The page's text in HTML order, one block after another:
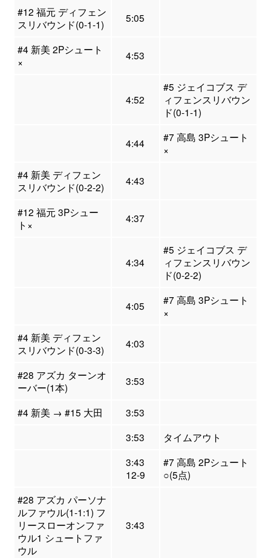
#12 福元 ディフェン
スリバウンド(0-1-1)
5:05
#4 新美 2Pシュート
×
4:53
4:52
#5 ジェイコブス デ
ィフェンスリバウン
ド(0-1-1)
4:44
#7 高島 3Pシュート
×
#4 新美 ディフェン
スリバウンド(0-2-2)
4:43
#12 福元 3Pシュー
ト×
4:37
4:34
#5 ジェイコブス デ
ィフェンスリバウン
ド(0-2-2)
4:05
#7 高島 3Pシュート
×
#4 新美 ディフェン
スリバウンド(0-3-3)
4:03
#28 アズカ ターンオ
ーバー(1本)
3:53
#4 新美 → #15 大田
3:53
3:53
タイムアウト
3:43
12-9
#7 高島 2Pシュート
○(5点)
#28 アズカ パーソナ
ルファウル(1-1:1) フ
リースローオンファ
ウル1 シュートファ
ウル
3:43